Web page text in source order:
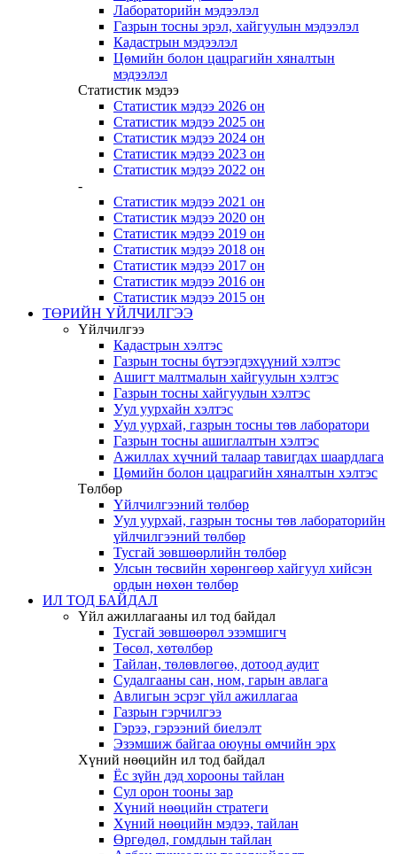
Лабораторийн мэдээлэл
Газрын тосны эрэл, хайгуулын мэдээлэл
Кадастрын мэдээлэл
Цөмийн болон цацрагийн хяналтын
мэдээлэл
Статистик мэдээ
Статистик мэдээ 2026 он
Статистик мэдээ 2025 он
Статистик мэдээ 2024 он
Статистик мэдээ 2023 он
Статистик мэдээ 2022 он
-
Статистик мэдээ 2021 он
Статистик мэдээ 2020 он
Статистик мэдээ 2019 он
Статистик мэдээ 2018 он
Статистик мэдээ 2017 он
Статистик мэдээ 2016 он
Статистик мэдээ 2015 он
ТӨРИЙН ҮЙЛЧИЛГЭЭ
Үйлчилгээ
Кадастрын хэлтэс
Газрын тосны бүтээгдэхүүний хэлтэс
Ашигт малтмалын хайгуулын хэлтэс
Газрын тосны хайгуулын хэлтэс
Уул уурхайн хэлтэс
Уул уурхай, газрын тосны төв лаборатори
Газрын тосны ашиглалтын хэлтэс
Ажиллах хүчний талаар тавигдах шаардлага
Цөмийн болон цацрагийн хяналтын хэлтэс
Төлбөр
Үйлчилгээний төлбөр
Уул уурхай, газрын тосны төв лабораторийн
үйлчилгээний төлбөр
Тусгай зөвшөөрлийн төлбөр
Улсын төсвийн хөрөнгөөр хайгуул хийсэн
ордын нөхөн төлбөр
ИЛ ТОД БАЙДАЛ
Үйл ажиллагааны ил тод байдал
Тусгай зөвшөөрөл эзэмшигч
Төсөл, хөтөлбөр
Тайлан, төлөвлөгөө, дотоод аудит
Судалгааны сан, ном, гарын авлага
Авлигын эсрэг үйл ажиллагаа
Газрын гэрчилгээ
Гэрээ, гэрээний биелэлт
Эзэмшиж байгаа оюуны өмчийн эрх
Хүний нөөцийн ил тод байдал
Ёс зүйн дэд хорооны тайлан
Сул орон тооны зар
Хүний нөөцийн стратеги
Хүний нөөцийн мэдээ, тайлан
Өргөдөл, гомдлын тайлан